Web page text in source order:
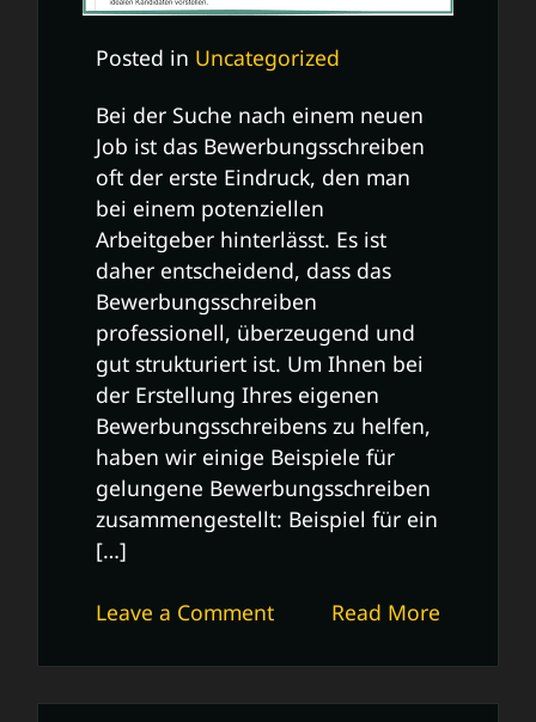
Posted in Uncategorized
Bei der Suche nach einem neuen
Job ist das Bewerbungsschreiben
oft der erste Eindruck, den man
bei einem potenziellen
Arbeitgeber hinterlässt. Es ist
daher entscheidend, dass das
Bewerbungsschreiben
professionell, überzeugend und
gut strukturiert ist. Um Ihnen bei
der Erstellung Ihres eigenen
Bewerbungsschreibens zu helfen,
haben wir einige Beispiele für
gelungene Bewerbungsschreiben
zusammengestellt: Beispiel für ein
[…]
Read More
Leave a Commenton
für
gelungene